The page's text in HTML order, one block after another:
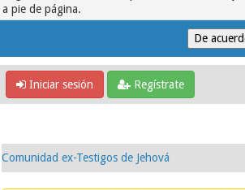
a pie de página.
Iniciar sesión Regístrate
Comunidad ex-Testigos de Jehová